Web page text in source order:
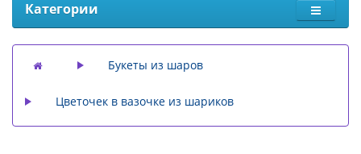
Категории
Букеты из шаров
Цветочек в вазочке из шариков